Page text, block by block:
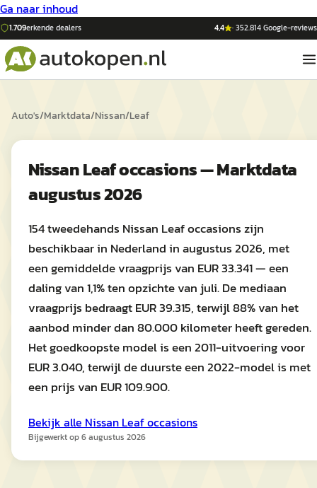
Ga naar inhoud
1.709erkende dealers 4,4 ·352.814Google-reviews
Auto's/Marktdata/Nissan/Leaf
Nissan Leaf occasions — Marktdata
augustus 2026
154 tweedehands Nissan Leaf occasions zijn
beschikbaar in Nederland in augustus 2026, met
een gemiddelde vraagprijs van EUR 33.341 — een
daling van 1,1% ten opzichte van juli. De mediaan
vraagprijs bedraagt EUR 39.315, terwijl 88% van het
aanbod minder dan 80.000 kilometer heeft gereden.
Het goedkoopste model is een 2011-uitvoering voor
EUR 3.040, terwijl de duurste een 2022-model is met
een prijs van EUR 109.900.
Bekijk alle Nissan Leafoccasions
Bijgewerkt op6 augustus 2026